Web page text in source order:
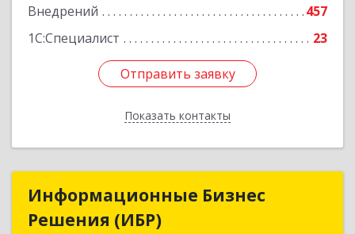
Внедрений
457
1С:Специалист
23
Отправить заявку
Показать контакты
Отправить заявку
Назад
Информационные Бизнес
Решения (ИБР)
Информационные Бизнес